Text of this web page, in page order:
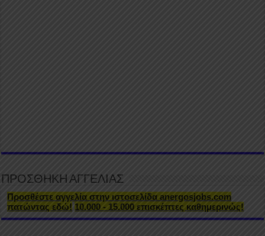
ΠΡΟΣΘΗΚΗ ΑΓΓΕΛΙΑΣ
Προσθέστε αγγελία στην ιστοσελίδα anergosjobs.com
πατώντας εδώ! 10.000 - 15.000 επισκέπτες καθημερινώς!